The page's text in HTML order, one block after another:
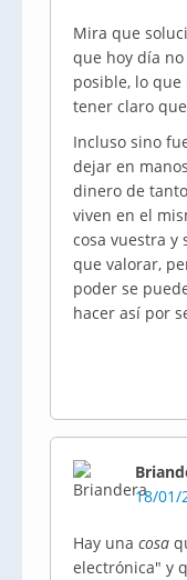
Mira que
que hoy día
posible, lo que
tener claro
Incluso sino
dejar en
dinero de
viven en el
cosa vuestra y
que valorar,
poder se
hacer así por
18/01/
Hay una cosa
electrónica" y